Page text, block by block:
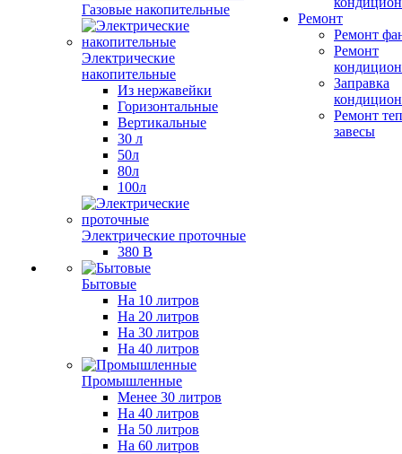
Газовые накопительные
Электрические
накопительные
Из нержавейки
Горизонтальные
Вертикальные
30 л
50л
80л
100л
Электрические проточные
380 В
Бытовые
На 10 литров
На 20 литров
На 30 литров
На 40 литров
Промышленные
Менее 30 литров
На 40 литров
На 50 литров
На 60 литров
Ремонт
Ремонт
Ремонт
Заправка
Ремонт
завесы